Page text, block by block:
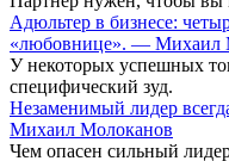
Адюльтер в бизнесе:
«любовнице». — Михаил
У некоторых успешных
специфический зуд.
Незаменимый лидер
Михаил Молоканов
Чем опасен сильный